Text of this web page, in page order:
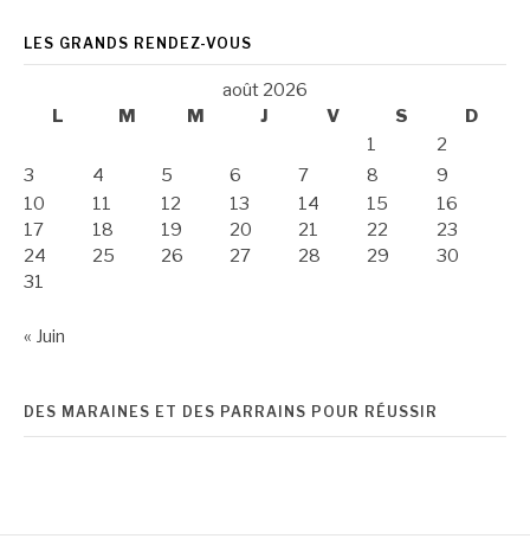
LES GRANDS RENDEZ-VOUS
août 2026
L
M M J V S
D
1
2
3
4 5 6 7 8
9
10
11 12 13 14 15
16
17
18 19 20 21 22
23
24
25 26 27 28 29
30
31
« Juin
DES MARAINES ET DES PARRAINS POUR RÉUSSIR